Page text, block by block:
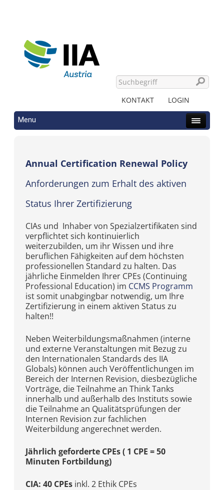
KONTAKT LOGIN
Menu
Annual Certification Renewal Policy
Anforderungen zum Erhalt des aktiven
Status Ihrer Zertifizierung
CIAs und Inhaber von Spezialzertifikaten sind
verpflichtet sich kontinuierlich
weiterzubilden, um ihr Wissen und ihre
beruflichen Fähigkeiten auf dem höchsten
professionellen Standard zu halten. Das
jährliche Einmelden Ihrer CPEs (Continuing
Professional Education) im CCMS Programm
ist somit unabgingbar notwendig, um Ihre
Zertifizierung in einem aktiven Status zu
halten!!
Neben Weiterbildungsmaßnahmen (interne
und externe Veranstaltungen mit Bezug zu
den Internationalen Standards des IIA
Globals) können auch Veröffentlichungen im
Bereich der Internen Revision, diesbezügliche
Vorträge, die Teilnahme an Think Tanks
innerhalb und außerhalb des Instituts sowie
die Teilnahme an Qualitätsprüfungen der
Internen Revision zur fachlichen
Weiterbildung angerechnet werden.
Jährlich geforderte CPEs ( 1 CPE = 50
Minuten Fortbildung)
CIA: 40 CPEs inkl. 2 Ethik CPEs